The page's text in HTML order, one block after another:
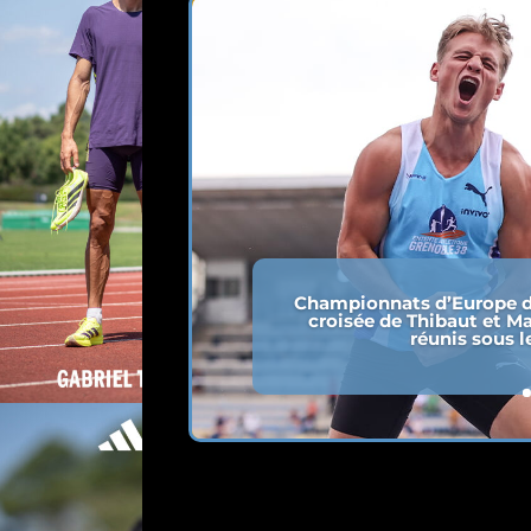
Championnats
croisée de Thibaut et
réunis sous